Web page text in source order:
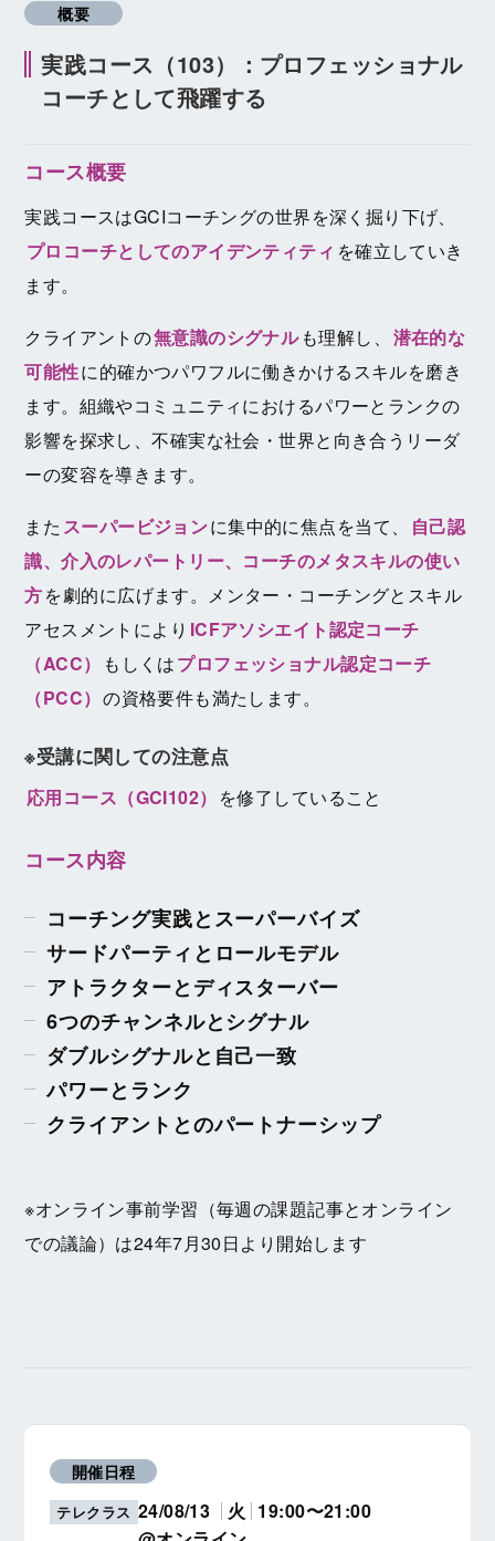
概要
実践コース（103）：プロフェッショナル
コーチとして飛躍する
コース概要
実践コースはGCIコーチングの世界を深く掘り下げ、
プロコーチとしてのアイデンティティ を確立していき
ます。
クライアントの無意識のシグナル も理解し、 潜在的な
可能性に的確かつパワフルに働きかけるスキルを磨き
ます。組織やコミュニティにおけるパワーとランクの
影響を探求し、不確実な社会・世界と向き合うリーダ
ーの変容を導きます。
また スーパービジョンに集中的に焦点を当て、
自己認
識、介入のレパートリー、コーチのメタスキルの使い
方を劇的に広げます。メンター・コーチングとスキル
アセスメントにより ICFアソシエイト認定コーチ
（ACC）
もしくはプロフェッショナル認定コーチ
（PCC） の資格要件も満たします。
※受講に関しての注意点
応用コース（GCI102） を修了していること
コース内容
コーチング実践とスーパーバイズ
サードパーティとロールモデル
アトラクターとディスターバー
6つのチャンネルとシグナル
ダブルシグナルと自己一致
パワーとランク
クライアントとのパートナーシップ
※オンライン事前学習（毎週の課題記事とオンライン
での議論）は24年7月30日より開始します
開催日程
テレクラス 24/08/13 火 19:00〜21:00